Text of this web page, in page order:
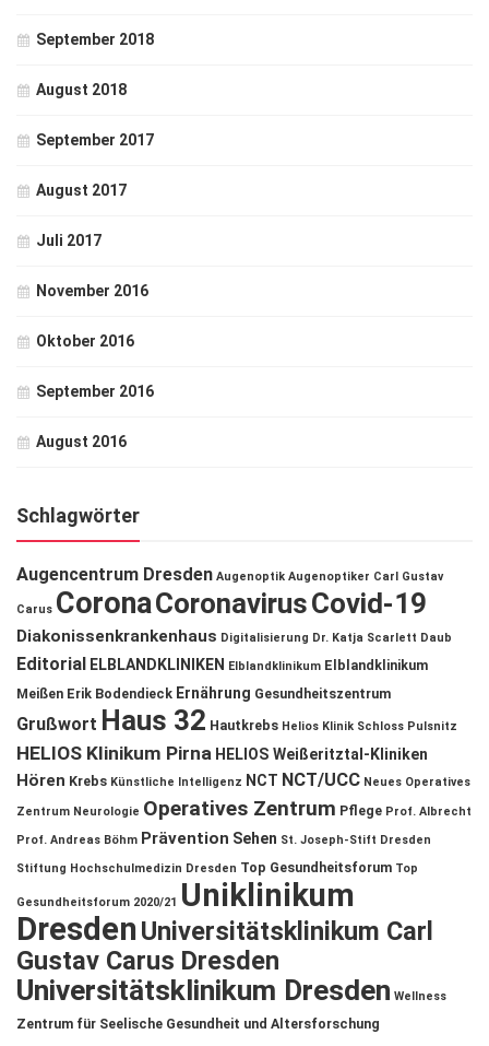
September 2018
August 2018
September 2017
August 2017
Juli 2017
November 2016
Oktober 2016
September 2016
August 2016
Schlagwörter
Augencentrum Dresden Augenoptik Augenoptiker Carl Gustav
Carus CoronaCoronavirusCovid-19
Diakonissenkrankenhaus Digitalisierung Dr. Katja Scarlett Daub
Editorial ELBLANDKLINIKEN Elblandklinikum Elblandklinikum
Meißen Erik Bodendieck Ernährung Gesundheitszentrum
Grußwort Haus 32 Hautkrebs Helios Klinik Schloss Pulsnitz
HELIOS Klinikum Pirna HELIOS Weißeritztal-Kliniken
Hören Krebs Künstliche Intelligenz NCT NCT/UCC Neues Operatives
Zentrum Neurologie Operatives Zentrum Pflege Prof. Albrecht
Prof. Andreas Böhm Prävention Sehen St. Joseph-Stift Dresden
Stiftung Hochschulmedizin Dresden Top Gesundheitsforum Top
Gesundheitsforum 2020/21 Uniklinikum
DresdenUniversitätsklinikum Carl
Gustav Carus Dresden
Universitätsklinikum Dresden Wellness
Zentrum für Seelische Gesundheit und Altersforschung